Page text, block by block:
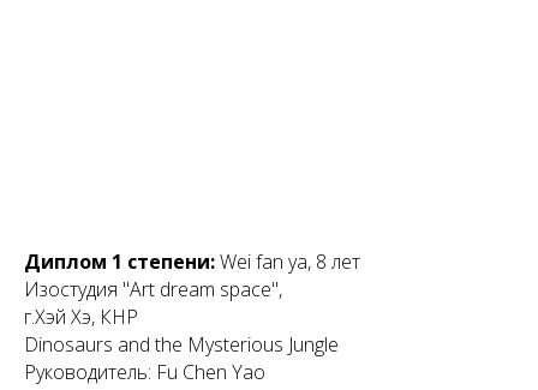
Диплом 1 степени:Wei fan ya, 8 лет
Изостудия "Art dream space",
г.Хэй Хэ, КНР
Dinosaurs and the Mysterious Jungle
Руководитель: Fu Chen Yao